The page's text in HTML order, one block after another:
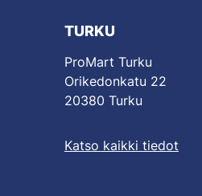
TURKU
ProMart Turku
Orikedonkatu 22
20380 Turku
Katso kaikki tiedot